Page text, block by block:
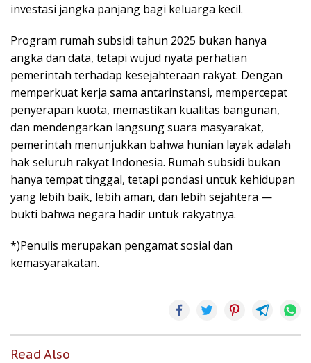
investasi jangka panjang bagi keluarga kecil.
Program rumah subsidi tahun 2025 bukan hanya
angka dan data, tetapi wujud nyata perhatian
pemerintah terhadap kesejahteraan rakyat. Dengan
memperkuat kerja sama antarinstansi, mempercepat
penyerapan kuota, memastikan kualitas bangunan,
dan mendengarkan langsung suara masyarakat,
pemerintah menunjukkan bahwa hunian layak adalah
hak seluruh rakyat Indonesia. Rumah subsidi bukan
hanya tempat tinggal, tetapi pondasi untuk kehidupan
yang lebih baik, lebih aman, dan lebih sejahtera —
bukti bahwa negara hadir untuk rakyatnya.
*)Penulis merupakan pengamat sosial dan
kemasyarakatan.
Read Also